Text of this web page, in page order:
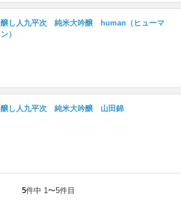
醸し人九平次 純米大吟醸 human（ヒューマ
ン）
醸し人九平次 純米大吟醸 山田錦
5件中 1〜5件目